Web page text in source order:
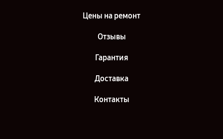
Цены на ремонт
Отзывы
Гарантия
Доставка
Контакты